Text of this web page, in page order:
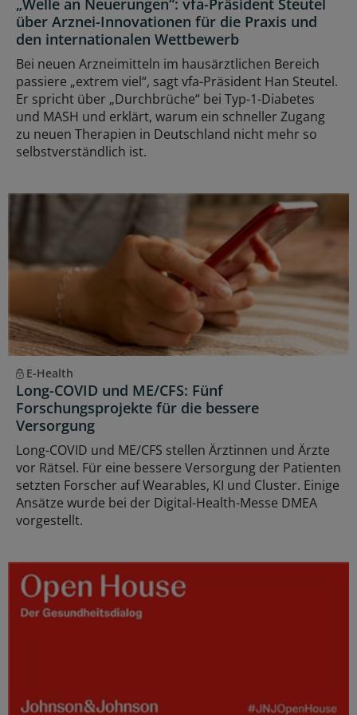
„Welle an Neuerungen“: vfa-Präsident Steutel
über Arznei-Innovationen für die Praxis und
den internationalen Wettbewerb
Bei neuen Arzneimitteln im hausärztlichen Bereich
passiere „extrem viel“, sagt vfa-Präsident Han Steutel.
Er spricht über „Durchbrüche“ bei Typ-1-Diabetes
und MASH und erklärt, warum ein schneller Zugang
zu neuen Therapien in Deutschland nicht mehr so
selbstverständlich ist.
E-Health
Long-COVID und ME/CFS: Fünf
Forschungsprojekte für die bessere
Versorgung
Long-COVID und ME/CFS stellen Ärztinnen und Ärzte
vor Rätsel. Für eine bessere Versorgung der Patienten
setzten Forscher auf Wearables, KI und Cluster. Einige
Ansätze wurde bei der Digital-Health-Messe DMEA
vorgestellt.